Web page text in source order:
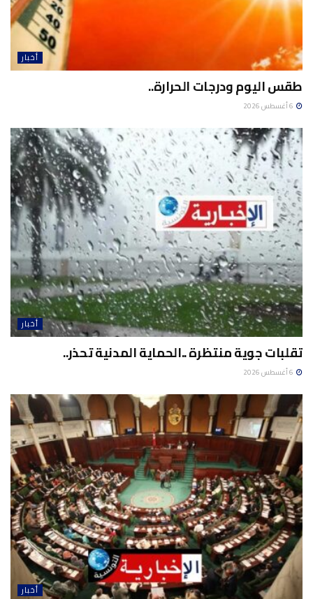
أخبار
طقس اليوم ودرجات الحرارة..
أخبار
تقلبات جوية منتظرة ..الحماية المدنية تحذر..
أخبار